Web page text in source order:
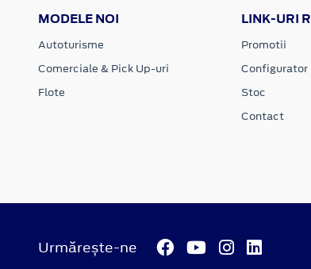
MODELE NOI
Autoturisme
Comerciale & Pick Up-uri
Flote
LINK-URI
Promotii
Configurator
Stoc
Contact
Urmărește-ne